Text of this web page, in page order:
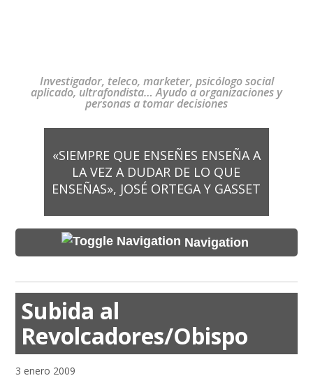
Investigador, teleco, marketer, psicólogo social
aplicado, ultrafondista… Ayudo a organizaciones y
personas a tomar decisiones
«SIEMPRE QUE ENSEÑES ENSEÑA A
LA VEZ A DUDAR DE LO QUE
ENSEÑAS», JOSÉ ORTEGA Y GASSET
Navigation
Subida al
Revolcadores/Obispo
3 enero 2009